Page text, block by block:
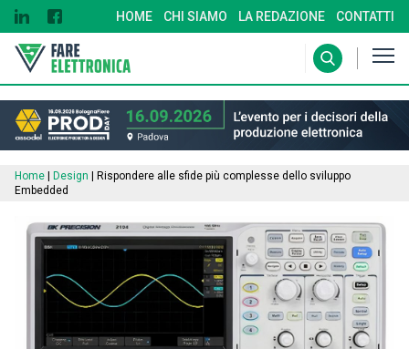
HOME CHI SIAMO LA REDAZIONE CONTATTI
Home Design
Rispondere alle sfide più complesse dello sviluppo
Embedded